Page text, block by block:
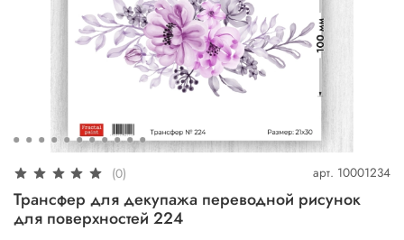
(0) арт. 10001234
Трансфер для декупажа переводной рисунок
для поверхностей 224